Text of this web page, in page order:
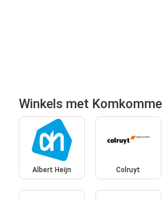
Winkels met
Albert Heijn Colruyt